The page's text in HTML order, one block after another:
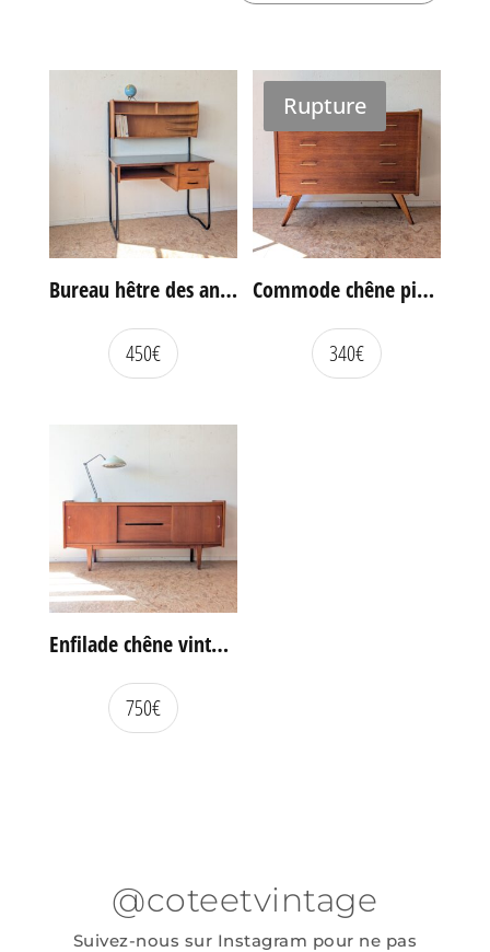
Bureau hêtre des années 60
450€
Rupture
Commode chêne pieds compas vintage
340€
Enfilade chêne vintage portes coulissantes
750€
@coteetvintage
Suivez-nous sur Instagram pour ne pas